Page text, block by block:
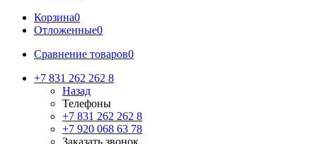
Корзина0
Отложенные0
Сравнение товаров0
+7 831 262 262 8
Назад
Телефоны
+7 831 262 262 8
+7 920 068 63 78
Заказать звонок